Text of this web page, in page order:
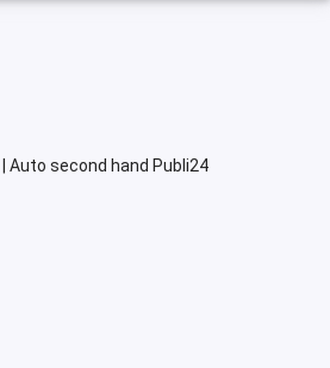
Auto second hand Publi24